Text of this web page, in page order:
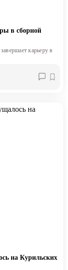
в сборной
карьеру в
на Курильских